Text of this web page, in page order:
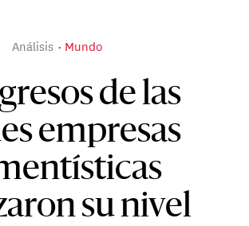
Análisis Mundo
de las
empresas
su nivel